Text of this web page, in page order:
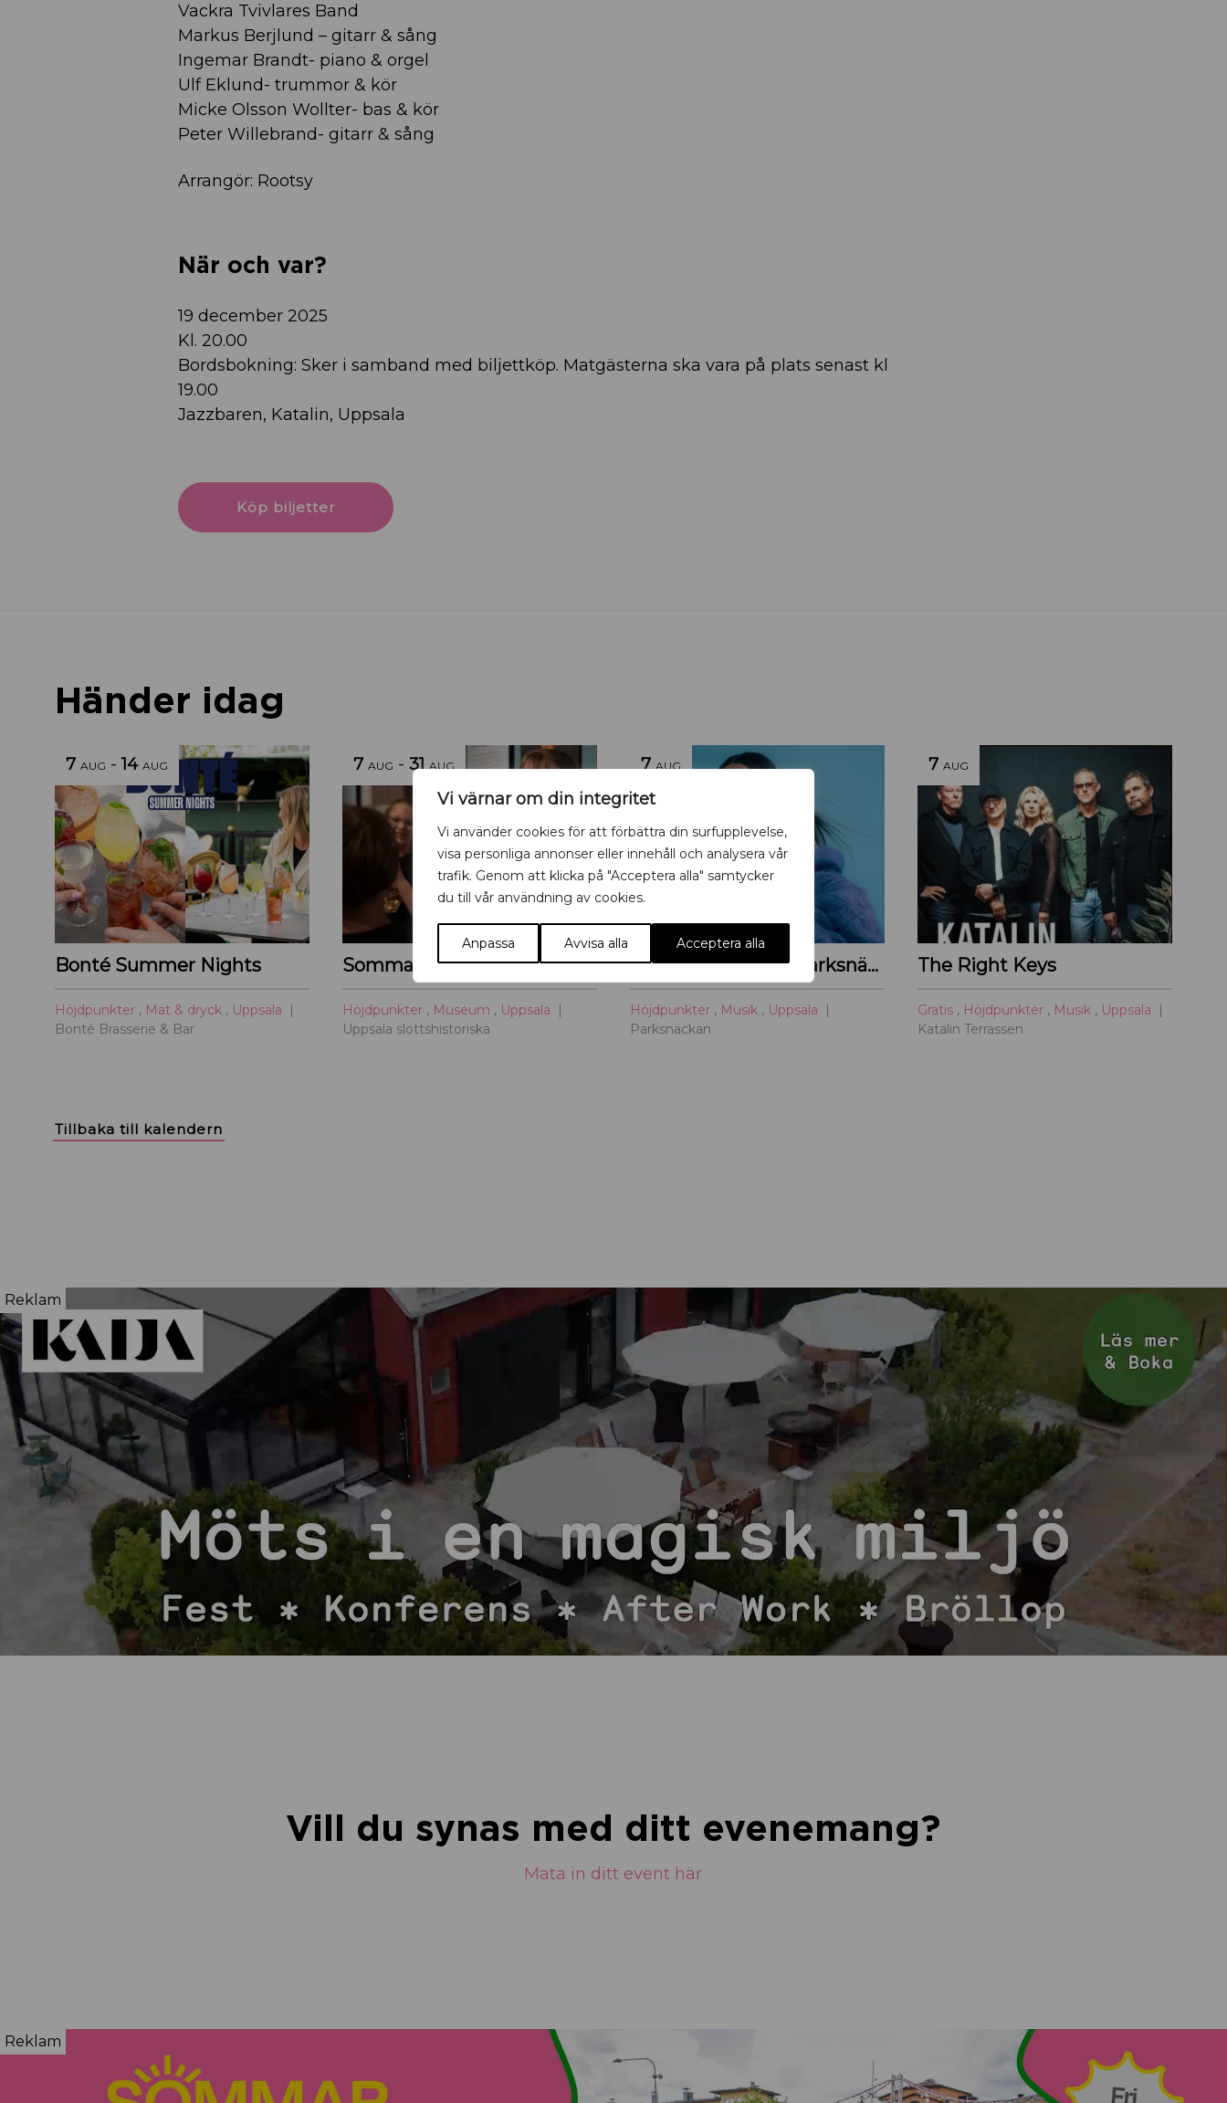
Vi värnar om din integritet
Vi använder cookies för att förbättra din surfupplevelse,
visa personliga annonser eller innehåll och analysera vår
trafik. Genom att klicka på "Acceptera alla" samtycker
du till vår användning av cookies.
Anpassa Avvisa alla Acceptera alla
Vackra Tvivlares Band
Markus Berjlund – gitarr & sång
Ingemar Brandt- piano & orgel
Ulf Eklund- trummor & kör
Micke Olsson Wollter- bas & kör
Peter Willebrand- gitarr & sång
Arrangör: Rootsy
När och var?
19 december 2025
Kl. 20.00
Bordsbokning: Sker i samband med biljettköp. Matgästerna ska vara på plats senast kl
19.00
Jazzbaren, Katalin, Uppsala
Köp biljetter
Händer idag
7 AUG -14 AUG
Bonté Summer Nights
Höjdpunkter , Mat & dryck , Uppsala
Bonté Brasserie & Bar
7 AUG - 31 AUG
Sommarvisningar
Höjdpunkter , Museum , Uppsala
Uppsala slottshistoriska
7 AUG
Sabina Ddumba – Parksnäckan – 2026
Höjdpunkter , Musik , Uppsala
Parksnäckan
7 AUG
The Right Keys
Gratis , Höjdpunkter , Musik , Uppsala
Katalin Terrassen
Tillbaka till kalendern
Reklam
Vill du synas med ditt evenemang?
Mata in ditt event här
Reklam